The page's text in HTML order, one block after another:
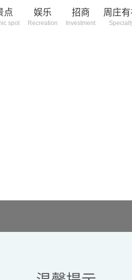
点
spot
娱乐
Recreation
招商
Investment
周庄